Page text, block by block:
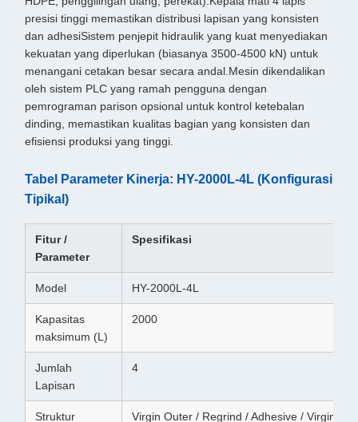
presisi tinggi memastikan distribusi lapisan yang konsisten
dan adhesiSistem penjepit hidraulik yang kuat menyediakan
kekuatan yang diperlukan (biasanya 3500-4500 kN) untuk
menangani cetakan besar secara andal.Mesin dikendalikan
oleh sistem PLC yang ramah pengguna dengan
pemrograman parison opsional untuk kontrol ketebalan
dinding, memastikan kualitas bagian yang konsisten dan
efisiensi produksi yang tinggi.
Tabel Parameter Kinerja: HY-2000L-4L (Konfigurasi
Tipikal)
Fitur /
Parameter
Spesifikasi
Model HY-2000L-4L
Kapasitas
maksimum (L)
2000
Jumlah
Lapisan
4
Struktur
Virgin Outer / Regrind / Adhesive / Virgin